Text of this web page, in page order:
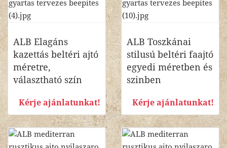
ALB Elagáns
kazettás beltéri ajtó
méretre,
választható szín
Kérje ajánlatunkat!
ALB Toszkánai
stilusú beltéri faajtó
egyedi méretben és
szinben
Kérje ajánlatunkat!